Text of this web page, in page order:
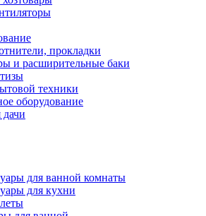
прокладки
и расширительные баки
техники
оборудование
дачи
для ванной комнаты
для кухни